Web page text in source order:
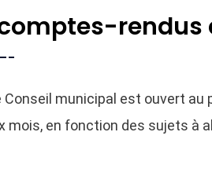
Conseil municipal est ouvert au
mois, en fonction des sujets à